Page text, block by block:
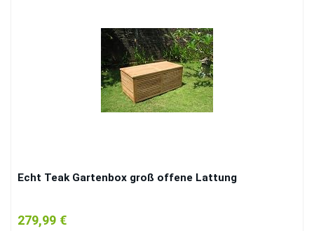
Echt Teak Gartenbox groß offene Lattung
279,99 €